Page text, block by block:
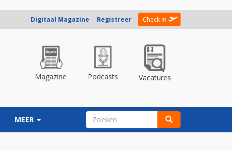
Digitaal Magazine Registreer Check in
Magazine Podcasts Vacatures
MEER ZOEKVELD